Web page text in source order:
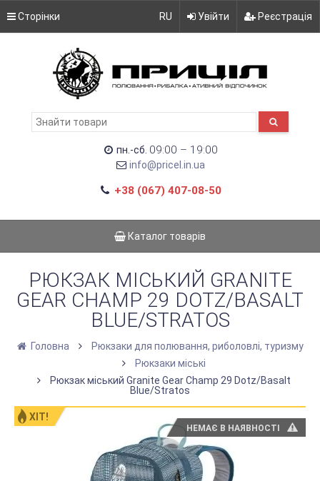
Сторінки RU Увійти Реєстрація
пн.-сб. 09:00 – 19:00
info@pricel.in.ua
+38 (067) 407-08-50
Каталог товарів
РЮКЗАК МІСЬКИЙ GRANITE
GEAR CHAMP 29 DOTZ/BASALT
BLUE/STRATOS
Головна
Рюкзаки для полювання, риболовлі, туризму
Рюкзаки міські
Рюкзак міський Granite Gear Champ 29 Dotz/Basalt
Blue/Stratos
ХІТ!
НЕМАЄ В НАЯВНОСТІ